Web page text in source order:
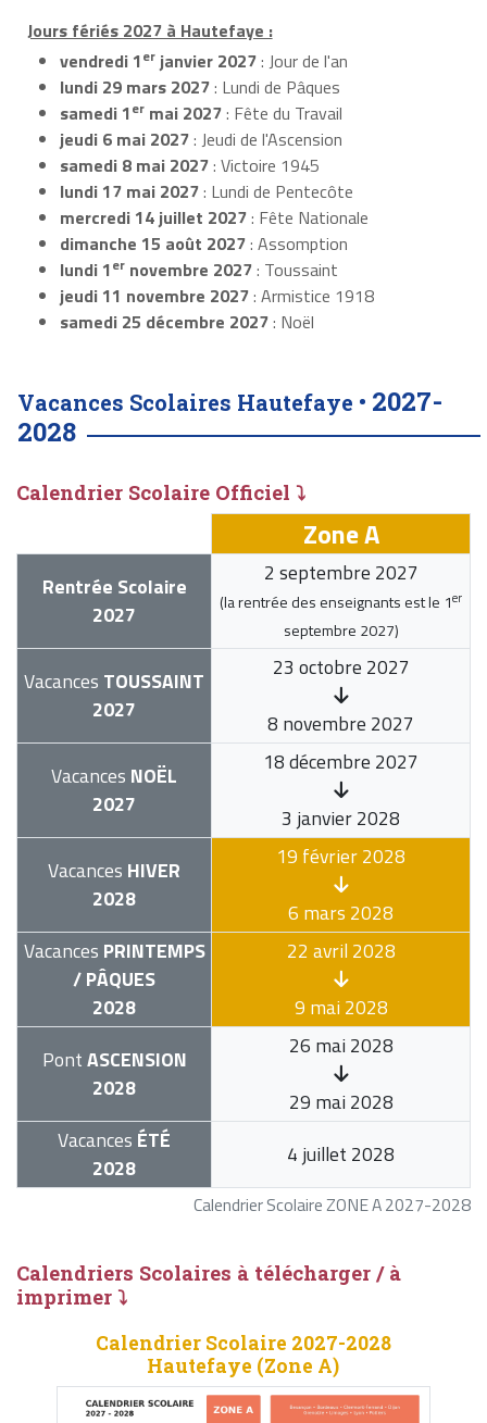
Jours fériés 2027 à Hautefaye :
vendredi 1er janvier 2027: Jour de l'an
lundi 29 mars 2027: Lundi de Pâques
samedi 1er mai 2027: Fête du Travail
jeudi 6 mai 2027: Jeudi de l'Ascension
samedi 8 mai 2027: Victoire 1945
lundi 17 mai 2027: Lundi de Pentecôte
mercredi 14 juillet 2027: Fête Nationale
dimanche 15 août 2027: Assomption
lundi 1er novembre 2027: Toussaint
jeudi 11 novembre 2027: Armistice 1918
samedi 25 décembre 2027: Noël
Vacances Scolaires Hautefaye • 2027-
2028
Calendrier Scolaire Officiel ⤵
Calendrier Scolaire ZONE A 2027-2028
Zone A
Rentrée Scolaire
2027
2 septembre 2027
(la rentrée des enseignants est le 1er
septembre 2027)
Vacances TOUSSAINT
2027
23 octobre 2027
8 novembre 2027
Vacances NOËL
2027
18 décembre 2027
3 janvier 2028
Vacances HIVER
2028
19 février 2028
6 mars 2028
Vacances PRINTEMPS
/ PÂQUES
2028
22 avril 2028
9 mai 2028
PontASCENSION
2028
26 mai 2028
29 mai 2028
Vacances ÉTÉ
2028
4 juillet 2028
Calendriers Scolaires à télécharger / à
imprimer ⤵
Calendrier Scolaire 2027-2028
Hautefaye (Zone A)